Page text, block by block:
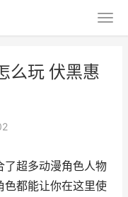
么玩 伏黑惠
了超多动漫角色人物
色都能让你在这里使